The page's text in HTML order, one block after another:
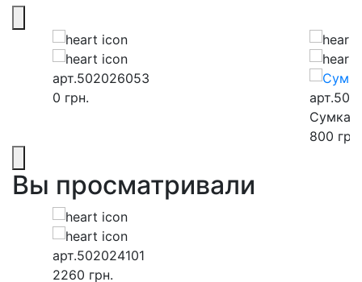
арт.502026053
0 грн.
Сумка -
800 грн.
Вы просматривали
арт.502024101
2260 грн.